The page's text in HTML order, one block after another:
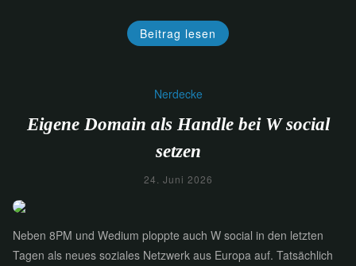
Beitrag lesen
Nerdecke
Eigene Domain als Handle bei W social
setzen
24. Juni 2026
Neben 8PM und Wedium ploppte auch W social in den letzten
Tagen als neues soziales Netzwerk aus Europa auf. Tatsächlich